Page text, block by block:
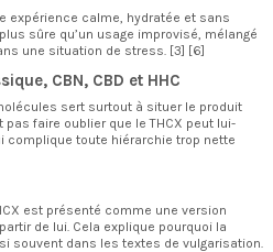
expérience calme, hydratée et sans
sûre qu’un usage improvisé, mélangé
une situation de stress. [3] [6]
CBN, CBD et HHC
sert surtout à situer le produit
pas faire oublier que le THCX peut lui-
complique toute hiérarchie trop nette
est présenté comme une version
de lui. Cela explique pourquoi la
souvent dans les textes de vulgarisation.